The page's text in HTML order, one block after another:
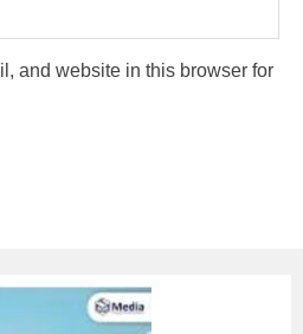
and website in this browser for